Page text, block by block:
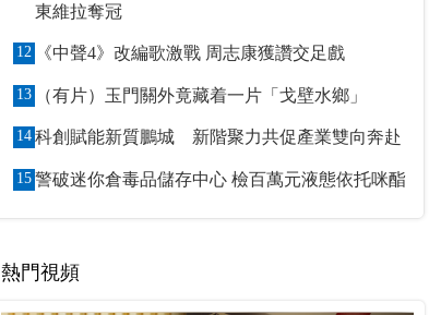
東維拉奪冠
12 《中聲4》改編歌激戰 周志康獲讚交足戲
13 （有片）玉門關外竟藏着一片「戈壁水鄉」
14 科創賦能新質鵬城 新階聚力共促產業雙向奔赴
15 警破迷你倉毒品儲存中心 檢百萬元液態依托咪酯
熱門視頻